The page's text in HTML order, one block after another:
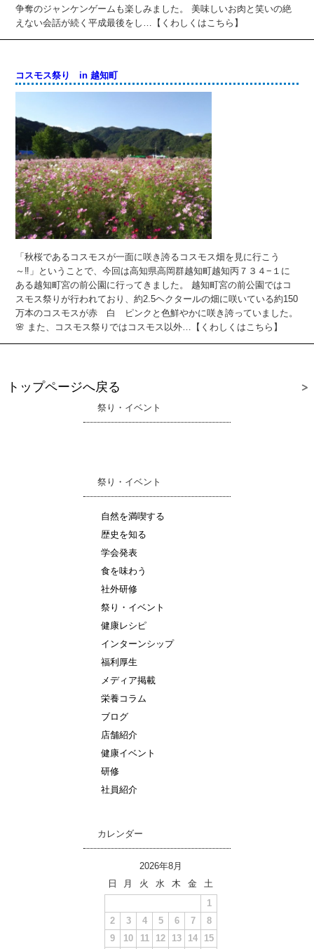
争奪のジャンケンゲームも楽しみました。 美味しいお肉と笑いの絶
えない会話が続く平成最後をし…【くわしくはこちら】
コスモス祭り in 越知町
「秋桜であるコスモスが一面に咲き誇るコスモス畑を見に行こう
～‼」ということで、今回は高知県高岡群越知町越知丙７３４−１に
ある越知町宮の前公園に行ってきました。 越知町宮の前公園ではコ
スモス祭りが行われており、約2.5ヘクタールの畑に咲いている約150
万本のコスモスが赤 白 ピンクと色鮮やかに咲き誇っていました。
🌸 また、コスモス祭りではコスモス以外…【くわしくはこちら】
トップページへ戻る
祭り・イベント
祭り・イベント
自然を満喫する
歴史を知る
学会発表
食を味わう
社外研修
祭り・イベント
健康レシピ
インターンシップ
福利厚生
メディア掲載
栄養コラム
ブログ
店舗紹介
健康イベント
研修
社員紹介
カレンダー
2026年8月
日
月 火 水 木 金
土
1
2
3 4 5 6 7
8
9
10 11 12 13 14
15